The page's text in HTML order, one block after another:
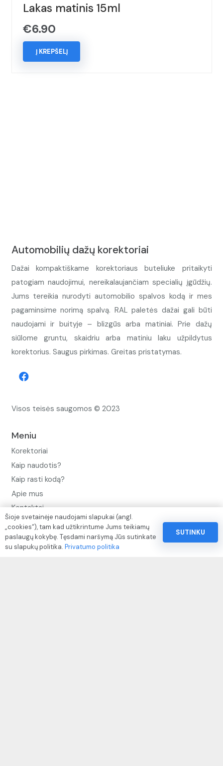
Lakas matinis 15ml
€6.90
Į KREPŠELĮ
Automobilių dažų korektoriai
Dažai kompaktiškame korektoriaus buteliuke pritaikyti
patogiam naudojimui, nereikalaujančiam specialių įgūdžių.
Jums tereikia nurodyti automobilio spalvos kodą ir mes
pagaminsime norimą spalvą. RAL paletės dažai gali būti
naudojami ir buityje – blizgūs arba matiniai. Prie dažų
siūlome gruntu, skaidriu arba matiniu laku užpildytus
korektorius. Saugus pirkimas. Greitas pristatymas.
Visos teisės saugomos © 2023
Meniu
Korektoriai
Kaip naudotis?
Kaip rasti kodą?
Apie mus
Kontaktai
Privatumo politika
Pinigų ir prekių grąžinimo politika
Šioje svetainėje naudojami slapukai (angl.
„cookies“), tam kad užtikrintume Jums teikiamų
paslaugų kokybę. Tęsdami naršymą Jūs sutinkate
su slapukų politika. Privatumo politika
SUTINKU